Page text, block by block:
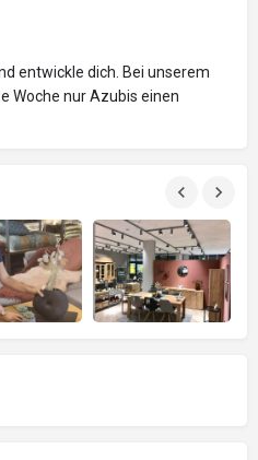
entwickle dich. Bei unserem
Woche nur Azubis einen